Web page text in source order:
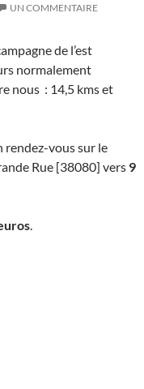
UN COMMENTAIRE
de l’est
normalement
nous : 14,5 kms et
rendez-vous sur le
Rue [38080] vers 9